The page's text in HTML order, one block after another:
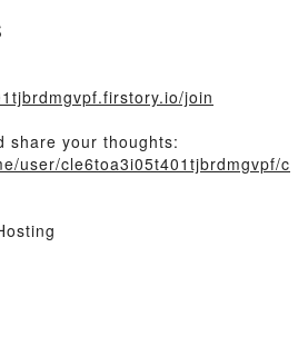
join
share your thoughts:
user/cle6toa3i05t401tjbrdmgvpf/c